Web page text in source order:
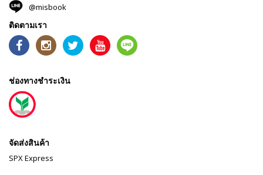
@misbook
ติดตามเรา
ช่องทางชำระเงิน
จัดส่งสินค้า
SPX Express